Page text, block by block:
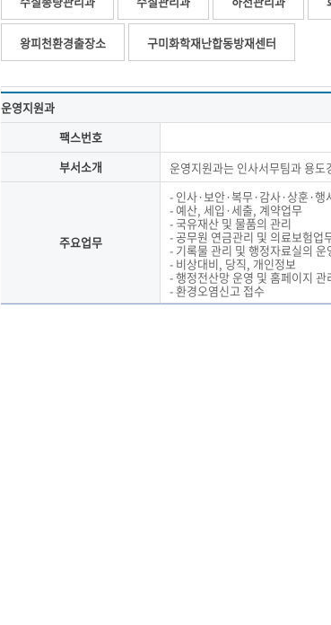
왕피천환경출장소 구미화학재난합동방재센터
운영지원과
팩스번호
부서소개
운영지원과는 인사서무팀과 용
주요업무
- 인사·보안·복무·감사·상훈·행
- 예산, 세입·세출, 계약업무
- 국유재산 및 물품의 관리
- 공무원 연금관리 및 의료보험업
- 기록물 관리 및 행정자료실의 운
- 비상대비, 당직, 개인정보
- 행정전산망 운영 및 홈페이지 관
- 환경오염신고 접수